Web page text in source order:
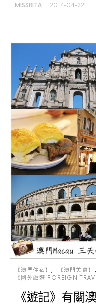
MISSRITA 2014-04-22
【澳門住宿】 【澳門美食】
《國外旅遊 FOREIGN
《遊記》有關